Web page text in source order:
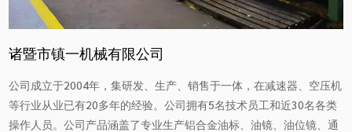
诸暨市镇一机械有限公司
公司成立于2004年，集研发、生产、销售于一体，在减速器、空压机
等行业从业已有20多年的经验。公司拥有5名技术员工和近30名各类
操作人员。公司产品涵盖了专业生产铝合金油标、油镜、油位镜、通